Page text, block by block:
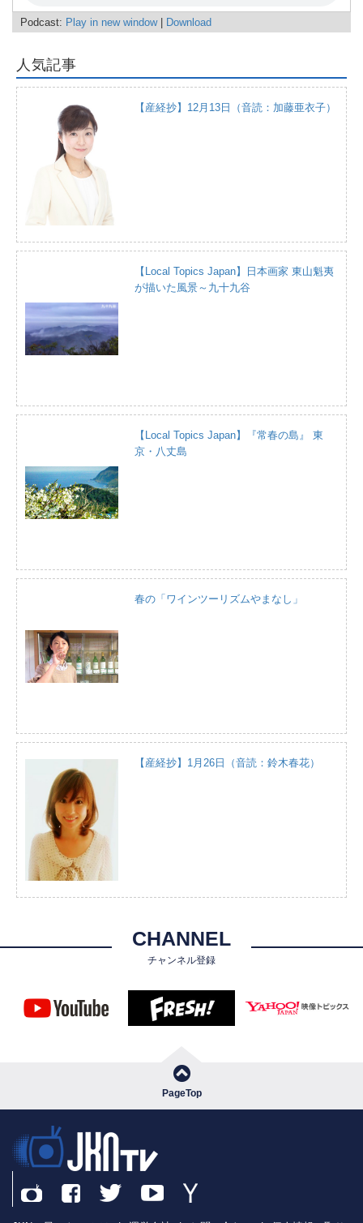
Podcast: Play in new window| Download
人気記事
【産経抄】12月13日（音読：加藤亜衣子）
【Local Topics Japan】日本画家 東山魁夷
が描いた風景～九十九谷
【Local Topics Japan】『常春の島』 東
京・八丈島
春の「ワインツーリズムやまなし」
【産経抄】1月26日（音読：鈴木春花）
CHANNEL
チャンネル登録
PageTop